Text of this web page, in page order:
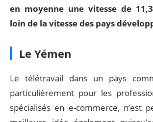
en moyenne une vitesse de
loin de la vitesse des pays
Le Yémen
Le télétravail dans un pays
particulièrement pour les
spécialisés en e-commerce, n’est